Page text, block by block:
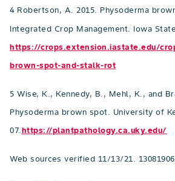
4 Robertson, A. 2015. Physoderma
Integrated Crop Management. Iowa
https://crops.extension.iastate.edu/
brown-spot-and-stalk-rot
5 Wise, K., Kennedy, B., Mehl, K., and
Physoderma brown spot. University of
07.https://plantpathology.ca.uky.edu/
Web sources verified 11/13/21.